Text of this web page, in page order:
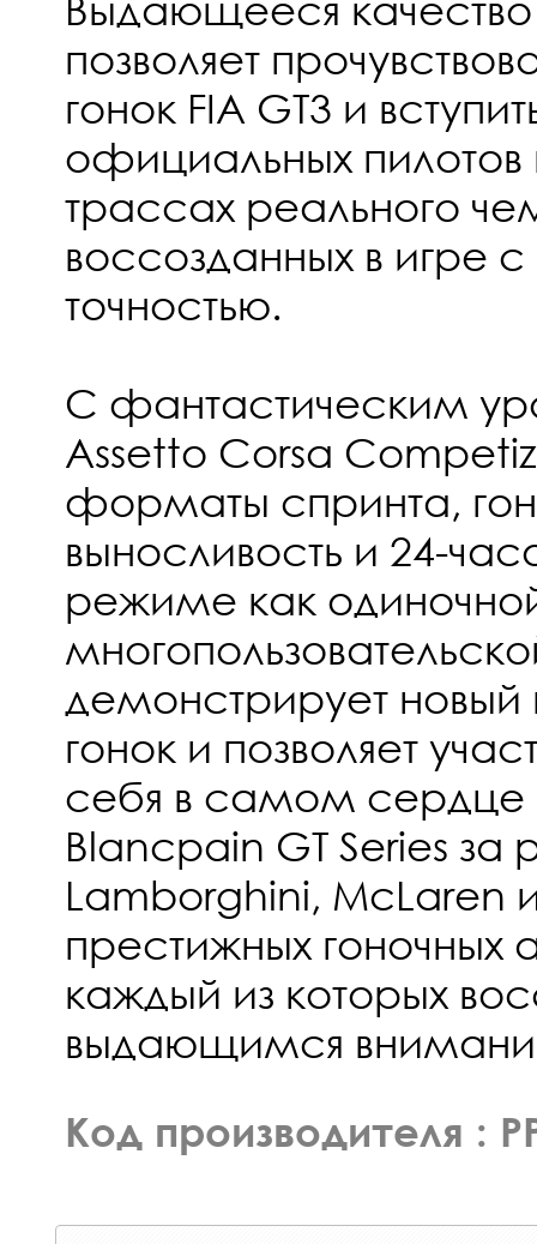
позволяет
гонок FIA GT3 и
официальных пилотов
трассах реального
воссозданных в игре
точностью.
С фантастическим
Assetto Corsa
форматы спринта,
выносливость и 24-
режиме как
демонстрирует новый
гонок и позволяет
себя в самом сердце
Blancpain GT Series за
Lamborghini, McLaren
престижных гоночных
каждый из которых
выдающимся
Код производителя :